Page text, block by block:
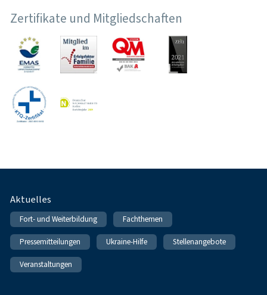
Zertifikate und Mitgliedschaften
Fußnavigation
Aktuelles
Fort- und Weiterbildung Fachthemen
Pressemitteilungen Ukraine-Hilfe Stellenangebote
Veranstaltungen